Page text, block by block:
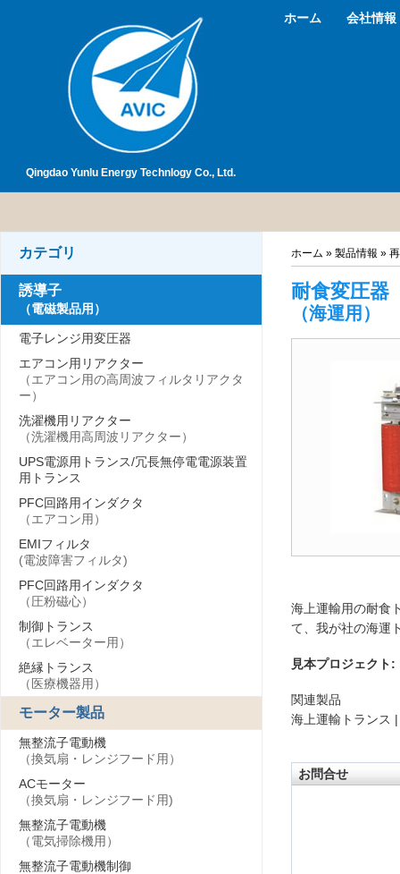
Qingdao Yunlu Energy Technlogy Co., Ltd.
ホーム 会社情報
カテゴリ
誘導子
（電磁製品用）
電子レンジ用変圧器
エアコン用リアクター
（エアコン用の高周波フィルタリアクタ
ー）
洗濯機用リアクター
（洗濯機用高周波リアクター）
UPS電源用トランス/冗長無停電電源装置
用トランス
PFC回路用インダクタ
（エアコン用）
EMIフィルタ
(電波障害フィルタ)
PFC回路用インダクタ
（圧粉磁心）
制御トランス
（エレベーター用）
絶縁トランス
（医療機器用）
モーター製品
無整流子電動機
（換気扇・レンジフード用）
ACモーター
（換気扇・レンジフード用)
無整流子電動機
（電気掃除機用）
無整流子電動機制御
ホーム » 製品情報 »
耐食変圧器
（海運用）
海上運輸用の耐食
て、我が社の海運
見本プロジェクト:
関連製品
海上運輸トランス
お問合せ